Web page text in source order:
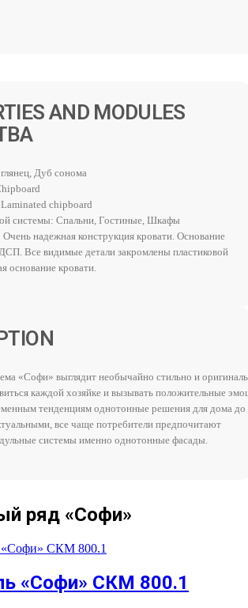
«Софи» выглядит необычайно стильно и
каждой хозяйке и вызывать положительные
тенденциям однотонные решения для дома до
все чаще потребители предпочитают
системы именно однотонные фасады.
AND MODULES
Дуб сонома
chipboard
системы: Спальни, Гостиные, Шкафы
надежная конструкция кровати. Основание
Все видимые детали закромлены пластиковой
основание кровати.
ряд «Софи»
«Софи» СКМ 800.1